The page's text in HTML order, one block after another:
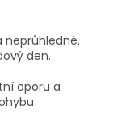
neprůhledné.
den.
oporu a